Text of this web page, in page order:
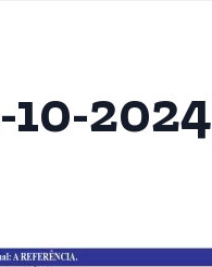
10-2024